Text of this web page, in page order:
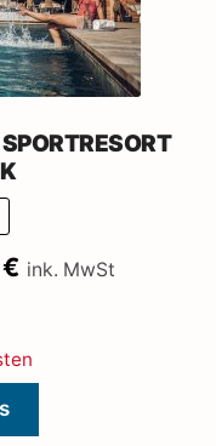
€Aktueller
399,00 €.
ink. MwSt